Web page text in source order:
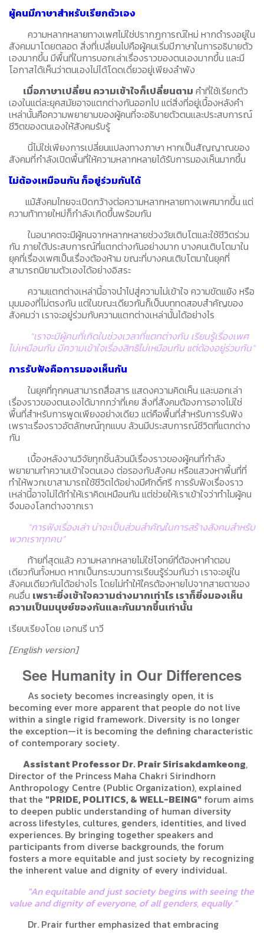
ผู้คนมีภาษาสำหรับเรียกตัวเอง
ความหลากหลายทางเพศไม่ใช่ปรากฏการณ์ใหม่ หากดำรงอยู่ใน
สังคมมาโดยตลอด สิ่งที่เปลี่ยนไปคือผู้คนเริ่มมีภาษาในการอธิบายตัว
เองมากขึ้น มีพื้นที่ในการบอกเล่าเรื่องราวของตนเองมากขึ้น และมี
โอกาสได้เห็นว่าตนเองไม่ได้โดดเดี่ยวอยู่เพียงลำพัง
เมื่อภาษาเปลี่ยน ความเข้าใจก็เปลี่ยนตาม คำที่ใช้เรียกตัว
เองในแต่ละยุคสมัยอาจแตกต่างกันออกไป แต่สิ่งที่อยู่เบื้องหลังคำ
เหล่านั้นคือความพยายามของผู้คนที่จะอธิบายตัวตนและประสบการณ์
ชีวิตของตนเองให้สังคมรับรู้
นี่ไม่ใช่เพียงการเปลี่ยนแปลงทางภาษา หากเป็นสัญญาณของ
สังคมที่กำลังเปิดพื้นที่ให้ความหลากหลายได้รับการมองเห็นมากขึ้น
ไม่ต้องเหมือนกัน ก็อยู่ร่วมกันได้
แม้สังคมไทยจะเปิดกว้างต่อความหลากหลายทางเพศมากขึ้น แต่
ความท้าทายใหม่ก็กำลังเกิดขึ้นพร้อมกัน
ในอนาคตจะมีผู้คนจากหลากหลายช่วงวัยเติบโตและใช้ชีวิตร่วม
กัน ภายใต้ประสบการณ์ที่แตกต่างกันอย่างมาก บางคนเติบโตมาใน
ยุคที่เรื่องเพศเป็นเรื่องต้องห้าม ขณะที่บางคนเติบโตมาในยุคที่
สามารถนิยามตัวเองได้อย่างอิสระ
ความแตกต่างเหล่านี้อาจนำไปสู่ความไม่เข้าใจ ความขัดแย้ง หรือ
มุมมองที่ไม่ตรงกัน แต่ในขณะเดียวกันก็เป็นบททดสอบสำคัญของ
สังคมว่า เราจะอยู่ร่วมกับความแตกต่างเหล่านั้นได้อย่างไร
“เราจะมีผู้คนที่เกิดในช่วงเวลาที่แตกต่างกัน เรียนรู้เรื่องเพศ
ไม่เหมือนกัน มีความเข้าใจเรื่องสิทธิไม่เหมือนกัน แต่ต้องอยู่ร่วมกัน”
การรับฟังคือการมองเห็นกัน
ในยุคที่ทุกคนสามารถสื่อสาร แสดงความคิดเห็น และบอกเล่า
เรื่องราวของตนเองได้มากกว่าที่เคย สิ่งที่สังคมต้องการอาจไม่ใช่
พื้นที่สำหรับการพูดเพียงอย่างเดียว แต่คือพื้นที่สำหรับการรับฟัง
เพราะเรื่องราวอัตลักษณ์ทุกแบบ ล้วนมีประสบการณ์ชีวิตที่แตกต่าง
กัน
เบื้องหลังงานวิจัยทุกชิ้นล้วนมีเรื่องราวของผู้คนที่กำลัง
พยายามทำความเข้าใจตนเอง ต่อรองกับสังคม หรือแสวงหาพื้นที่ที่
ทำให้พวกเขาสามารถใช้ชีวิตได้อย่างมีศักดิ์ศรี การรับฟังเรื่องราว
เหล่านี้อาจไม่ได้ทำให้เราคิดเหมือนกัน แต่ช่วยให้เราเข้าใจว่าทำไมผู้คน
จึงมองโลกต่างจากเรา
“การฟังเรื่องเล่า น่าจะเป็นส่วนสำคัญในการสร้างสังคมสำหรับ
พวกเราทุกคน”
ท้ายที่สุดแล้ว ความหลากหลายไม่ใช่โจทย์ที่ต้องหาคำตอบ
เดียวกันทั้งหมด หากเป็นกระบวนการเรียนรู้ร่วมกันว่า เราจะอยู่ใน
สังคมเดียวกันได้อย่างไร โดยไม่ทำให้ใครต้องหายไปจากสายตาของ
คนอื่น เพราะยิ่งเข้าใจความต่างมากเท่าไร เราก็ยิ่งมองเห็น
ความเป็นมนุษย์ของกันและกันมากขึ้นเท่านั้น
เรียบเรียงโดย เอกนรี นาวี
[English version]
See Humanity in Our Differences
As society becomes increasingly open, it is
becoming ever more apparent that people do not live
within a single rigid framework. Diversity is no longer
the exception—it is becoming the defining characteristic
of contemporary society.
Assistant Professor Dr. Prair Sirisakdamkeong,
Director of the Princess Maha Chakri Sirindhorn
Anthropology Centre (Public Organization), explained
that the "PRIDE, POLITICS, & WELL-BEING" forum aims
to deepen public understanding of human diversity
across lifestyles, cultures, genders, identities, and lived
experiences. By bringing together speakers and
participants from diverse backgrounds, the forum
fosters a more equitable and just society by recognizing
the inherent value and dignity of every individual.
"An equitable and just society begins with seeing the
value and dignity of everyone, of all genders, equally."
Dr. Prair further emphasized that embracing